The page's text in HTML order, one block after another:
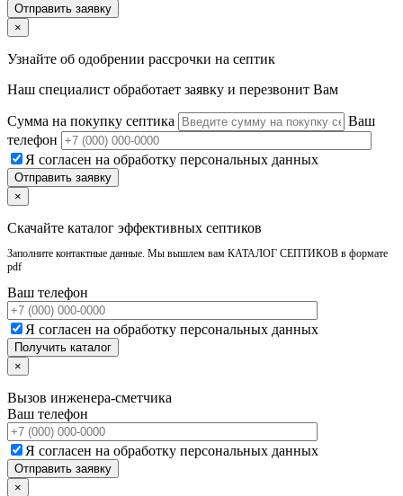
×
Узнайте об одобрении рассрочки на септик
Наш специалист обработает заявку и перезвонит Вам
Сумма на покупку септика
Ваш
телефон
Я согласен на обработку персональных данных
×
Скачайте каталог эффективных септиков
Заполните контактные данные. Мы вышлем вам КАТАЛОГ СЕПТИКОВ в формате
pdf
Ваш телефон
Я согласен на обработку персональных данных
×
Вызов инженера-сметчика
Ваш телефон
Я согласен на обработку персональных данных
×